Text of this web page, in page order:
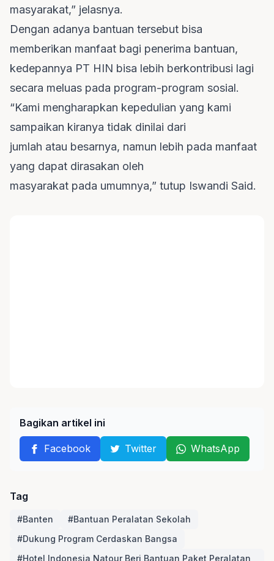
masyarakat,” jelasnya.
Dengan adanya bantuan tersebut bisa
memberikan manfaat bagi penerima bantuan,
kedepannya PT HIN bisa lebih berkontribusi lagi
secara meluas pada program-program sosial.
“Kami mengharapkan kepedulian yang kami
sampaikan kiranya tidak dinilai dari
jumlah atau besarnya, namun lebih pada manfaat
yang dapat dirasakan oleh
masyarakat pada umumnya,” tutup Iswandi Said.
Bagikan artikel ini
Facebook Twitter WhatsApp
Tag
#Banten
#Bantuan Peralatan Sekolah
#Dukung Program Cerdaskan Bangsa
#Hotel Indonesia Natour Beri Bantuan Paket Peralatan